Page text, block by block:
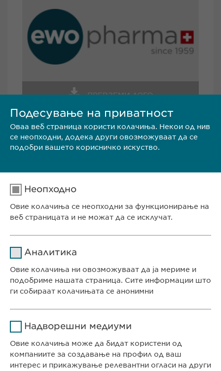
ПРЕВЗЕМИ ЛОГО
Антон Попов 1-2/3
Северна Македонија
Телефон.: +389 (0)2 511 35 99
е-пошта:info@ewopharma.mk
Евофарма АГ Претставништво Скопје
Антон Попов 1-2/3
Скопје, Северна Македонија
Подесување на приватност
Оваа веб страница користи колачиња. Некои од нив
се неопходни, додека други овозможуваат да се
подобри вашето корисничко искуство.
Неопходно
Овие колачиња се неопходни за функционирање на
веб страницата и не можат да се исклучат.
sgalinski
Времетраење
Цел
согласност за колачиња
Аналитика
Овие колачиња ни овозможуваат да ја мериме и
подобриме нашата страница. Сите информации што
ги собираат колачињата се анонимни
Google
Надворешни медиуми
Овие колачиња може да бидат користени од
компаниите за создавање на профил од ваш
интерес и прикажување релевантни огласи на други